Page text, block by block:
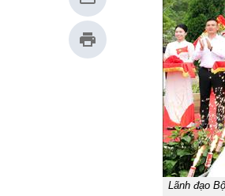
Lãnh đạo